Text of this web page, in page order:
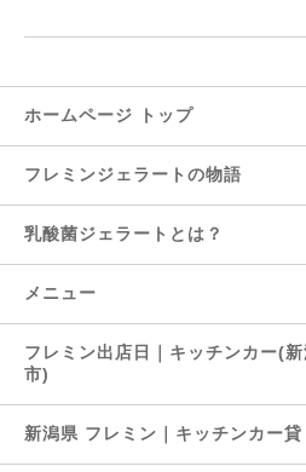
ホームページ トップ
フレミンジェラートの物語
乳酸菌ジェラートとは？
メニュー
フレミン出店日｜キッチンカー(
市)
新潟県 フレミン｜キッチンカー